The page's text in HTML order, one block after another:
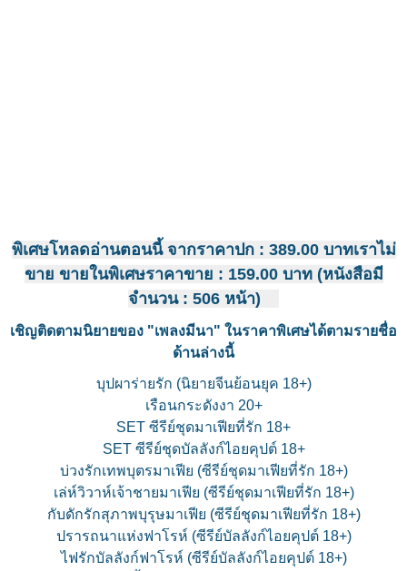
พิเศษโหลดอ่านตอนนี้ จากราคาปก : 389.00 บาทเราไม่
ขาย ขายในพิเศษราคาขาย : 159.00 บาท (หนังสือมี
จำนวน : 506 หน้า)
เชิญติดตามนิยายของ "เพลงมีนา" ในราคาพิเศษได้ตามรายชื่อ
ด้านล่างนี้
บุปผาร่ายรัก (นิยายจีนย้อนยุค 18+)
เรือนกระดังงา 20+
SET ซีรีย์ชุดมาเฟียที่รัก 18+
SET ซีรีย์ชุดบัลลังก์ไอยคุปต์ 18+
บ่วงรักเทพบุตรมาเฟีย (ซีรีย์ชุดมาเฟียที่รัก 18+)
เล่ห์วิวาห์เจ้าชายมาเฟีย (ซีรีย์ชุดมาเฟียที่รัก 18+)
กับดักรักสุภาพบุรุษมาเฟีย (ซีรีย์ชุดมาเฟียที่รัก 18+)
ปรารถนาแห่งฟาโรห์ (ซีรีย์บัลลังก์ไอยคุปต์ 18+)
ไฟรักบัลลังก์ฟาโรห์ (ซีรีย์บัลลังก์ไอยคุปต์ 18+)